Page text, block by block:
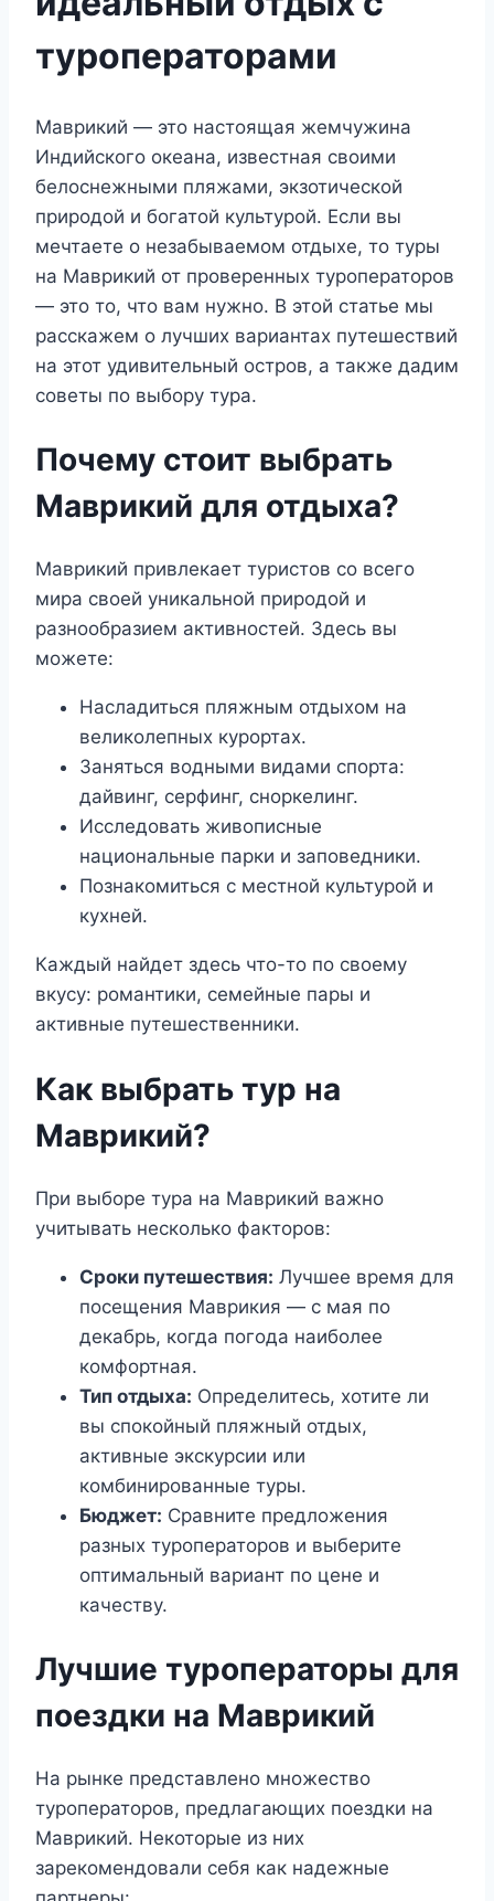
туроператорами
Маврикий — это настоящая жемчужина
Индийского океана, известная своими
белоснежными пляжами, экзотической
природой и богатой культурой. Если вы
мечтаете о незабываемом отдыхе, то туры
на Маврикий от проверенных туроператоров
— это то, что вам нужно. В этой статье мы
расскажем о лучших вариантах путешествий
на этот удивительный остров, а также дадим
советы по выбору тура.
Почему стоит выбрать
Маврикий для отдыха?
Маврикий привлекает туристов со всего
мира своей уникальной природой и
разнообразием активностей. Здесь вы
можете:
Насладиться пляжным отдыхом на
великолепных курортах.
Заняться водными видами спорта:
дайвинг, серфинг, сноркелинг.
Исследовать живописные
национальные парки и заповедники.
Познакомиться с местной культурой и
кухней.
Каждый найдет здесь что-то по своему
вкусу: романтики, семейные пары и
активные путешественники.
Как выбрать тур на
Маврикий?
При выборе тура на Маврикий важно
учитывать несколько факторов:
Сроки путешествия: Лучшее время для
посещения Маврикия — с мая по
декабрь, когда погода наиболее
комфортная.
Тип отдыха: Определитесь, хотите ли
вы спокойный пляжный отдых,
активные экскурсии или
комбинированные туры.
Бюджет: Сравните предложения
разных туроператоров и выберите
оптимальный вариант по цене и
качеству.
Лучшие туроператоры для
поездки на Маврикий
На рынке представлено множество
туроператоров, предлагающих поездки на
Маврикий. Некоторые из них
зарекомендовали себя как надежные